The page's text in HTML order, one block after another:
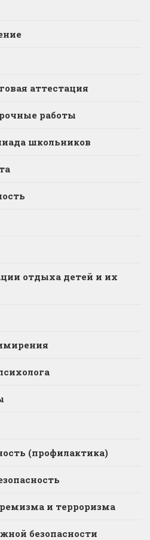
аттестация
работы
школьников
отдыха детей и их
(профилактика)
и терроризма
безопасности